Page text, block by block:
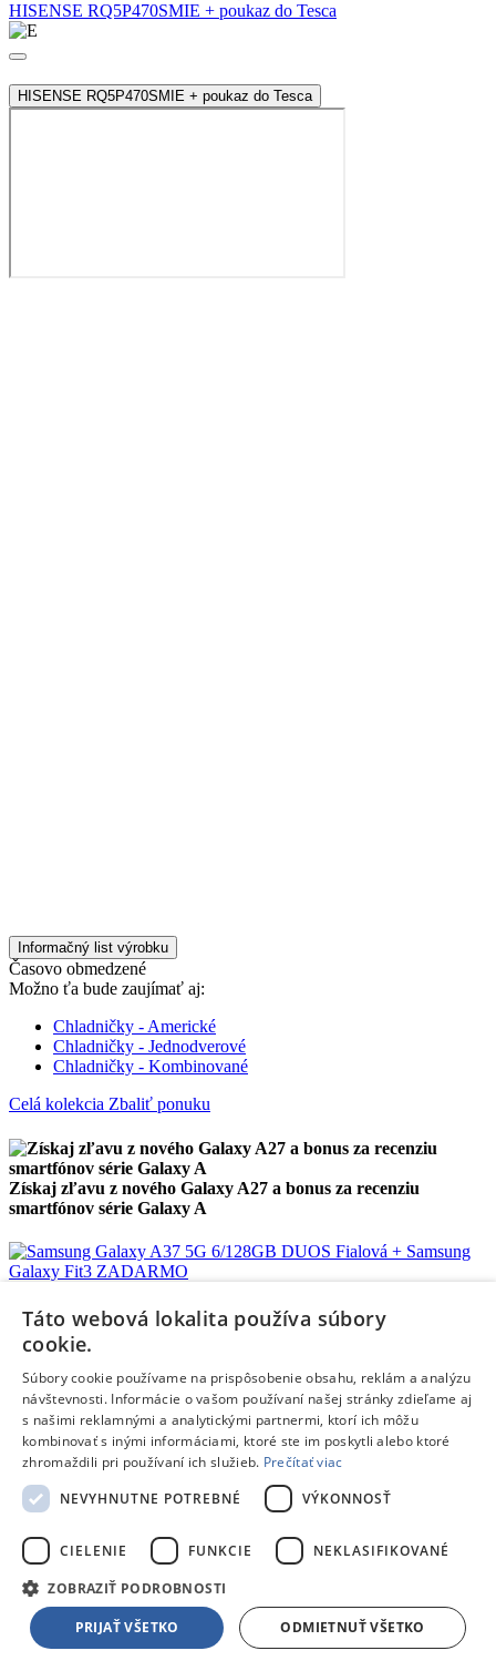
HISENSE RQ5P470SMIE + poukaz do Tesca
HISENSE RQ5P470SMIE + poukaz do Tesca
Informačný list výrobku
Časovo obmedzené
Možno ťa bude zaujímať aj:
Chladničky - Americké
Chladničky - Jednodverové
Chladničky - Kombinované
Celá kolekcia Zbaliť ponuku
Získaj zľavu z nového Galaxy A27 a bonus za recenziu
smartfónov série Galaxy A
Galaxy Fit3 ZADARMO
Informačný list výrobku
Samsung Galaxy A27 5G 6/128GB DUOS Modrá + Samsung
Galaxy Fit3 ZADARMO - 20€ zľava s kódom "galaxya27"
Informačný list výrobku
Samsung Galaxy A27 5G 6/128GB DUOS Čierna + Samsung
Galaxy Fit3 ZADARMO - 20€ zľava s kódom "galaxya27"
Informačný list výrobku
Táto webová lokalita používa súbory
cookie.
Súbory cookie používame na prispôsobenie obsahu, reklám a analýzu
návštevnosti. Informácie o vašom používaní našej stránky zdieľame aj
s našimi reklamnými a analytickými partnermi, ktorí ich môžu
kombinovať s inými informáciami, ktoré ste im poskytli alebo ktoré
zhromaždili pri používaní ich služieb. Prečítať viac
NEVYHNUTNE POTREBNÉ
VÝKONNOSŤ
CIELENIE FUNKCIE NEKLASIFIKOVANÉ
ZOBRAZIŤ PODROBNOSTI
PRIJAŤ VŠETKO ODMIETNUŤ VŠETKO